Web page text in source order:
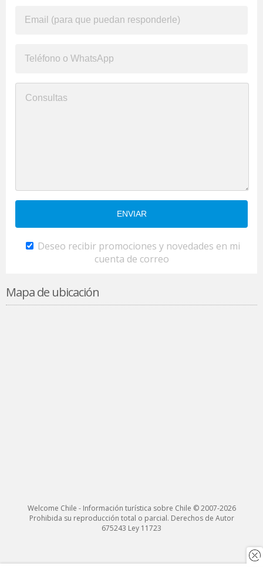
Deseo recibir promociones y novedades en mi
cuenta de correo
Mapa de ubicación
Welcome Chile - Información turística sobre Chile © 2007-2026
Prohibida su reproducción total o parcial. Derechos de Autor
675243 Ley 11723